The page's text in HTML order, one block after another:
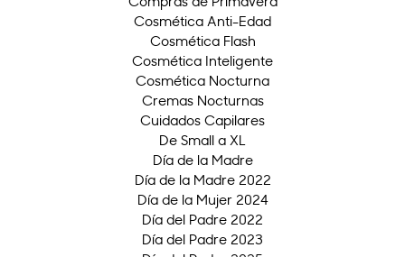
Cosmética Anti-Edad
Cosmética Flash
Cosmética Inteligente
Cosmética Nocturna
Cremas Nocturnas
Cuidados Capilares
De Small a XL
Día de la Madre
Día de la Madre 2022
Día de la Mujer 2024
Día del Padre 2022
Día del Padre 2023